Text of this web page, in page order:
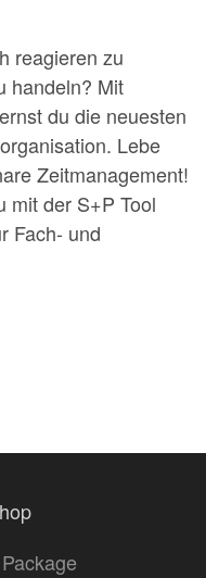
reagieren zu
handeln? Mit
du die neuesten
Lebe
Zeitmanagement!
mit der S+P Tool
Fach- und